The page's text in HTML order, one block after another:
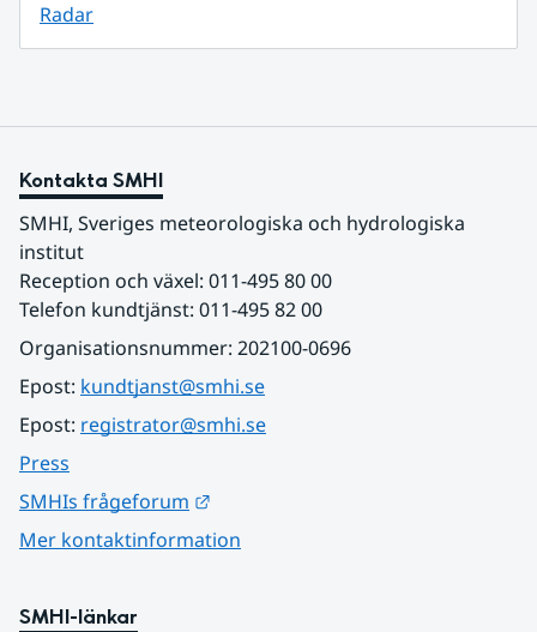
Radar
Kontakta SMHI
SMHI, Sveriges meteorologiska och hydrologiska
institut
Reception och växel: 011-495 80 00
Telefon kundtjänst: 011-495 82 00
Organisationsnummer: 202100-0696
Epost: kundtjanst@smhi.se
Epost: registrator@smhi.se
Press
SMHIs frågeforum
Mer kontaktinformation
SMHI-länkar